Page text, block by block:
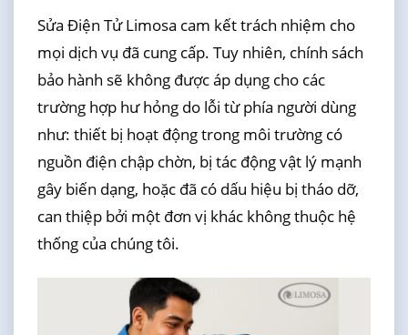
Sửa Điện Tử Limosa cam kết trách nhiệm cho
mọi dịch vụ đã cung cấp. Tuy nhiên, chính sách
bảo hành sẽ không được áp dụng cho các
trường hợp hư hỏng do lỗi từ phía người dùng
như: thiết bị hoạt động trong môi trường có
nguồn điện chập chờn, bị tác động vật lý mạnh
gây biến dạng, hoặc đã có dấu hiệu bị tháo dỡ,
can thiệp bởi một đơn vị khác không thuộc hệ
thống của chúng tôi.